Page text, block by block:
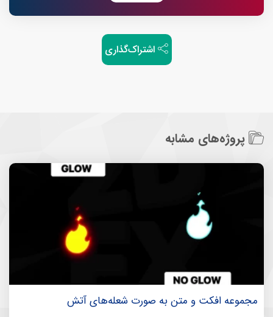
اشتراک‌گذاری
پروژه‌های مشابه
مجموعه افکت و متن به صورت شعله‌های آتش